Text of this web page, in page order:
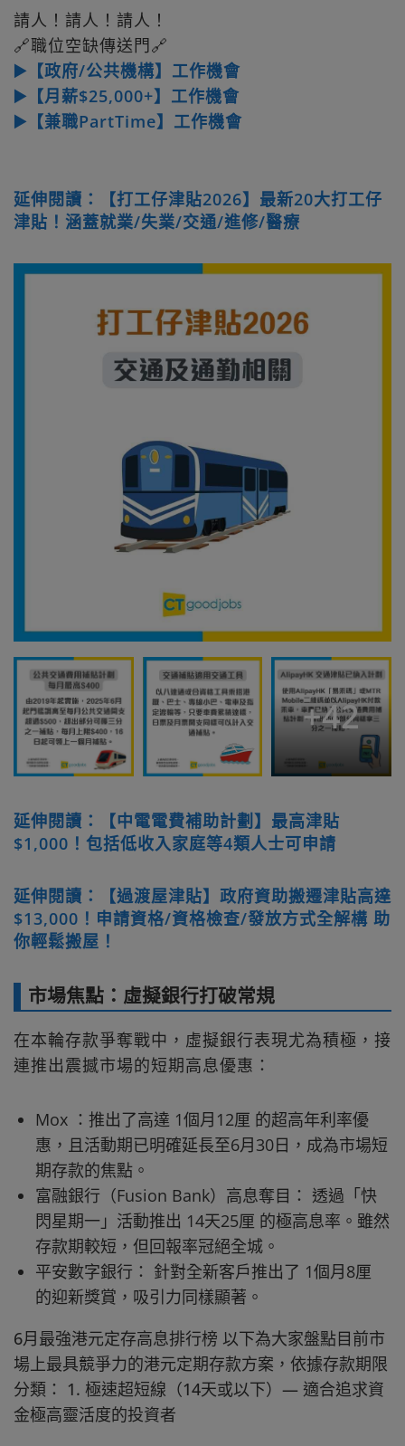
請人！請人！請人！
🔗職位空缺傳送門🔗
▶️【政府/公共機構】工作機會
▶️【月薪$25,000+】工作機會
▶️【兼職PartTime】工作機會
延伸閱讀：【打工仔津貼2026】最新20大打工仔
津貼！涵蓋就業/失業/交通/進修/醫療
+42
延伸閱讀：【中電電費補助計劃】最高津貼
$1,000！包括低收入家庭等4類人士可申請
延伸閱讀：【過渡屋津貼】政府資助搬遷津貼高達
$13,000！申請資格/資格檢查/發放方式全解構 助
你輕鬆搬屋！
市場焦點：虛擬銀行打破常規
在本輪存款爭奪戰中，虛擬銀行表現尤為積極，接
連推出震撼市場的短期高息優惠：
Mox ：推出了高達 1個月12厘 的超高年利率優
惠，且活動期已明確延長至6月30日，成為市場短
期存款的焦點。
富融銀行（Fusion Bank）高息奪目： 透過「快
閃星期一」活動推出 14天25厘 的極高息率。雖然
存款期較短，但回報率冠絕全城。
平安數字銀行： 針對全新客戶推出了 1個月8厘
的迎新獎賞，吸引力同樣顯著。
6月最強港元定存高息排行榜 以下為大家盤點目前市
場上最具競爭力的港元定期存款方案，依據存款期限
分類： 1. 極速超短線（14天或以下）— 適合追求資
金極高靈活度的投資者